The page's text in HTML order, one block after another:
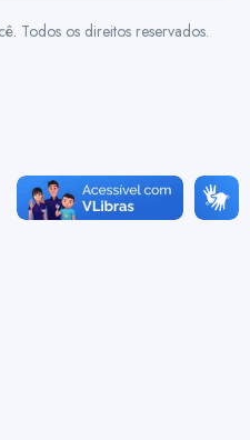
Todos os direitos reservados.